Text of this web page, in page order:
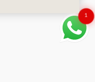
1